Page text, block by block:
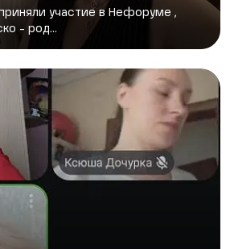
участие в Нефоруме ,
- род...